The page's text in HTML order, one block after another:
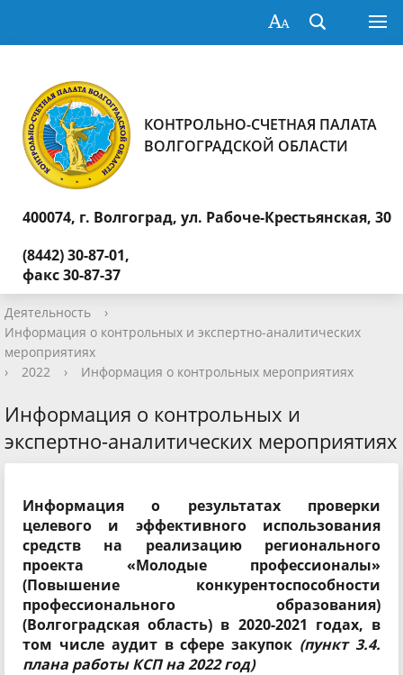
КОНТРОЛЬНО-СЧЕТНАЯ ПАЛАТА
ВОЛГОГРАДСКОЙ ОБЛАСТИ
400074, г. Волгоград, ул. Рабоче-Крестьянская, 30
(8442) 30-87-01,
факс 30-87-37
Деятельность
›
Информация о контрольных и экспертно-аналитических
мероприятиях
›
2022 › Информация о контрольных мероприятиях
Информация о контрольных и
экспертно-аналитических мероприятиях
Информация о результатах проверки
целевого и эффективного использования
средств на реализацию регионального
проекта «Молодые профессионалы»
(Повышение конкурентоспособности
профессионального образования)
(Волгоградская область) в 2020-2021 годах, в
том числе аудит в сфере закупок (пункт 3.4.
плана работы КСП на 2022 год)